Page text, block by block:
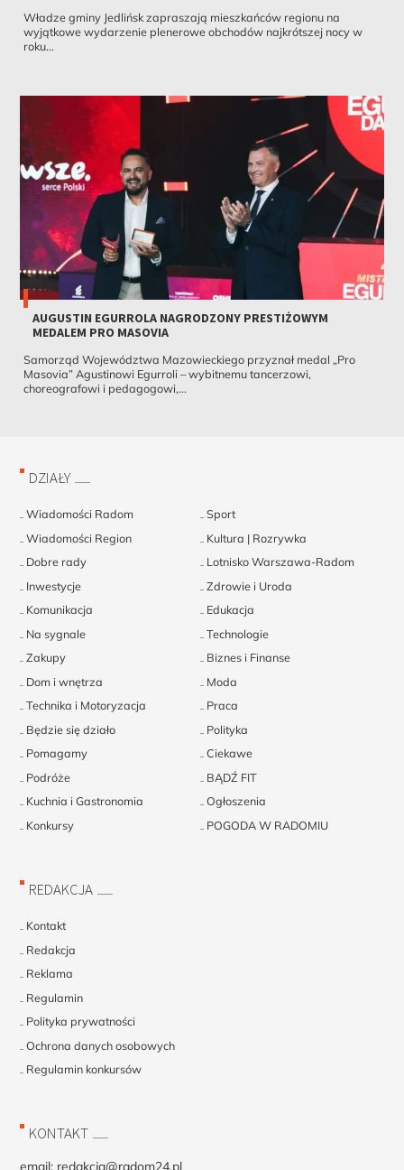
Władze gminy Jedlińsk zapraszają mieszkańców regionu na
wyjątkowe wydarzenie plenerowe obchodów najkrótszej nocy w
roku...
AUGUSTIN EGURROLA NAGRODZONY PRESTIŻOWYM
MEDALEM PRO MASOVIA
Samorząd Województwa Mazowieckiego przyznał medal „Pro
Masovia” Agustinowi Egurroli – wybitnemu tancerzowi,
choreografowi i pedagogowi,...
DZIAŁY
Wiadomości Radom
Sport
Wiadomości Region
Kultura | Rozrywka
Dobre rady
Lotnisko Warszawa-Radom
Inwestycje
Zdrowie i Uroda
Komunikacja
Edukacja
Na sygnale
Technologie
Zakupy
Biznes i Finanse
Dom i wnętrza
Moda
Technika i Motoryzacja
Praca
Będzie się działo
Polityka
Pomagamy
Ciekawe
Podróże
BĄDŹ FIT
Kuchnia i Gastronomia
Ogłoszenia
Konkursy
POGODA W RADOMIU
REDAKCJA
Kontakt
Redakcja
Reklama
Regulamin
Polityka prywatności
Ochrona danych osobowych
Regulamin konkursów
KONTAKT